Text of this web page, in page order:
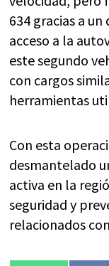
634 gracias a
acceso a la
este segundo
con cargos
herramientas
Con esta
desmantelado
activa en la
seguridad y
relacionados